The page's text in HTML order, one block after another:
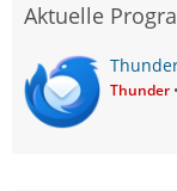
Aktuelle
Thunder